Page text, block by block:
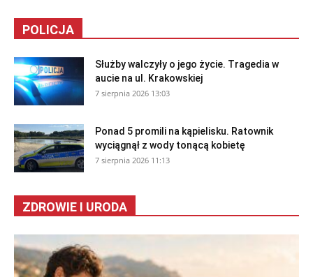
POLICJA
Służby walczyły o jego życie. Tragedia w
aucie na ul. Krakowskiej
7 sierpnia 2026 13:03
Ponad 5 promili na kąpielisku. Ratownik
wyciągnął z wody tonącą kobietę
7 sierpnia 2026 11:13
ZDROWIE I URODA